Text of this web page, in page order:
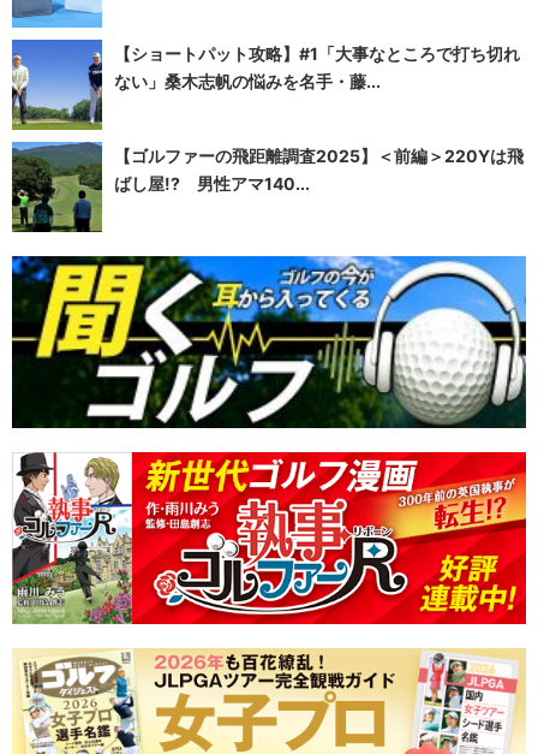
【ショートパット攻略】#1「大事なところで打ち切れ
ない」桑木志帆の悩みを名手・藤...
【ゴルファーの飛距離調査2025】＜前編＞220Yは飛
ばし屋!? 男性アマ140...